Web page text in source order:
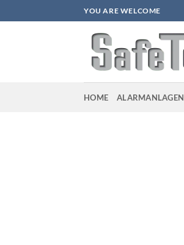
Inhalt
YOU ARE WELCOME
HOME ALARMANLAGEN